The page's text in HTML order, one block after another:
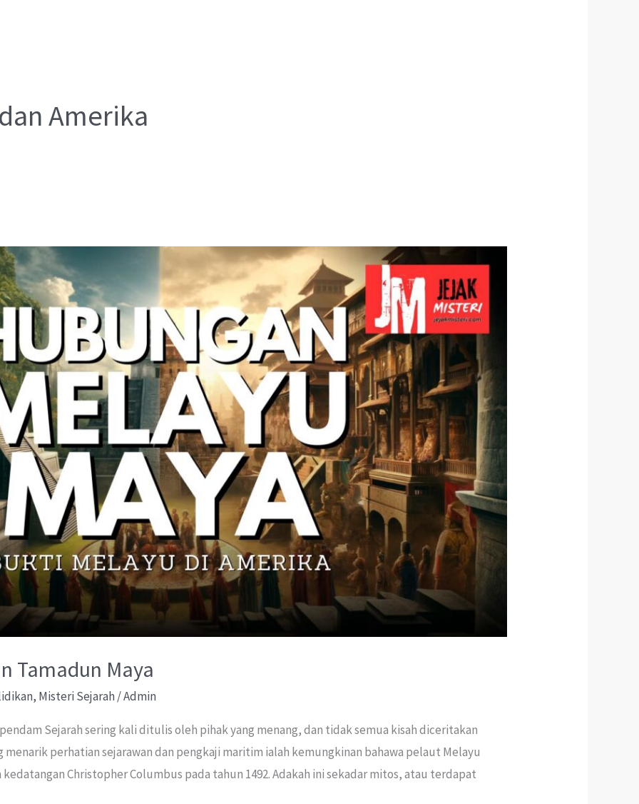
Amerika
Tamadun Maya
, Misteri Sejarah /Admin
Sejarah sering kali ditulis oleh pihak yang menang, dan tidak semua kisah diceritakan
menarik perhatian sejarawan dan pengkaji maritim ialah kemungkinan bahawa pelaut Melayu
Christopher Columbus pada tahun 1492. Adakah ini sekadar mitos, atau terdapat